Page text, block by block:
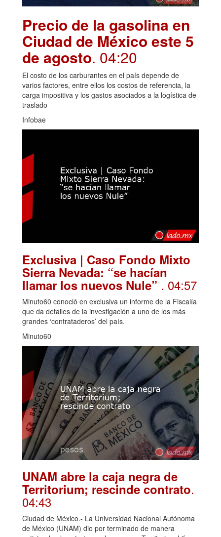
Precio de la gasolina en
Ciudad de México este 5
de agosto. 04:20
El costo de los carburantes en el país depende de
varios factores, entre ellos los costos de referencia, la
carga impositiva y los gastos asociados a la logística de
traslado
Infobae
Exclusiva | Caso Fondo Mixto
Sierra Nevada: “se hacían
llamar los nuevos Nule” . 04:57
Minuto60 conoció en exclusiva un informe de la Fiscalía
que da detalles de la investigación a uno de los más
grandes ‘contrataderos’ del país.
Minuto60
UNAM abre la caja negra de
Territorium; rescinde contrato.
04:43
Ciudad de México.- La Universidad Nacional Autónoma
de México (UNAM) dio por terminado de manera